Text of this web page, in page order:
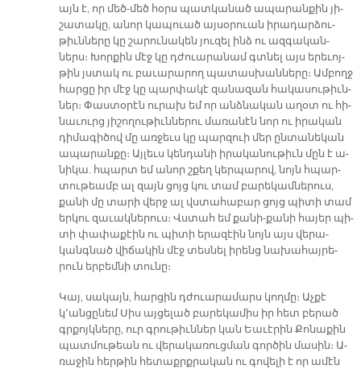
այն է, որ մեծ-մեծ հօրս պատ­կա­նած ա­պա­րան­քին յի­
շա­տա­կը, ա­նոր կա­պուած այ­սօ­րուան ի­րա­դար­ձու­
թիւն­նե­րը կը շա­րու­նա­կեն յու­զել ինձ ու ազ­գա­կան­
ներս։ Խոր­քին մէջ կը դժուա­րա­նամ գտնել այս ե­րե­ւոյ­
թին յստակ ու բա­ւա­րա­րող պա­տաս­խան­նե­րը։ Ամ­բողջ
հար­ցը իր մէջ կը պար­փա­կէ զա­նա­զան հա­կա­սու­թիւն­
ներ։ Փաս­տօ­րէն ու­րախ եմ որ անձ­նա­կան ա­ղօտ ու հի­
նա­ւուրց յի­շո­ղու­թիւն­նե­րու մա­ռա­նէն նոր ու ի­րա­կան
դի­մա­գի­ծով մը առ­ջեւս կը պար­զուի մեր ըն­տա­նե­կան
ա­պա­րան­քը։ Այ­լեւս կեն­դա­նի ի­րա­կա­նու­թիւն մըն է ա­
նի­կա. հպարտ եմ ա­նոր շքեղ կեր­պա­րով, նոյն հպար­
տու­թեամբ ալ զայն ցոյց կու տամ բա­րե­կամ­նե­րուս,
քա­նի մը տա­րի վերջ ալ վստա­հա­բար ցոյց պի­տի տամ
եր­կու զա­ւակ­նե­րուս։ Վստահ եմ քա­նի-քա­նի հա­յեր պի­
տի փա­փա­քէին ու պի­տի ե­րա­զէին նոյն այս վե­րա­
կանգ­նած վի­ճա­կին մէջ տես­նել ի­րենց նա­խա­հայ­րե­
րուն եր­բեմ­նի տու­նը։
Կայ, սա­կայն, հար­ցին դժուա­րա­մարս կող­մը։ Աչ­քէ
կ՚անցը­նեմ Սիս այ­ցե­լած բա­րե­կա­միս իր հետ բե­րած
գրքոյկ­նե­րը, ուր գրու­թիւն­ներ կան Եա­ւէ­րին Քո­նա­քին
պատ­մու­թեան ու վե­րա­կա­ռուց­ման գոր­ծին մա­սին։ Ա­
ռա­ջին հեր­թին հե­տաքրք­րա­կան ու գո­վե­լի է որ ա­մէն